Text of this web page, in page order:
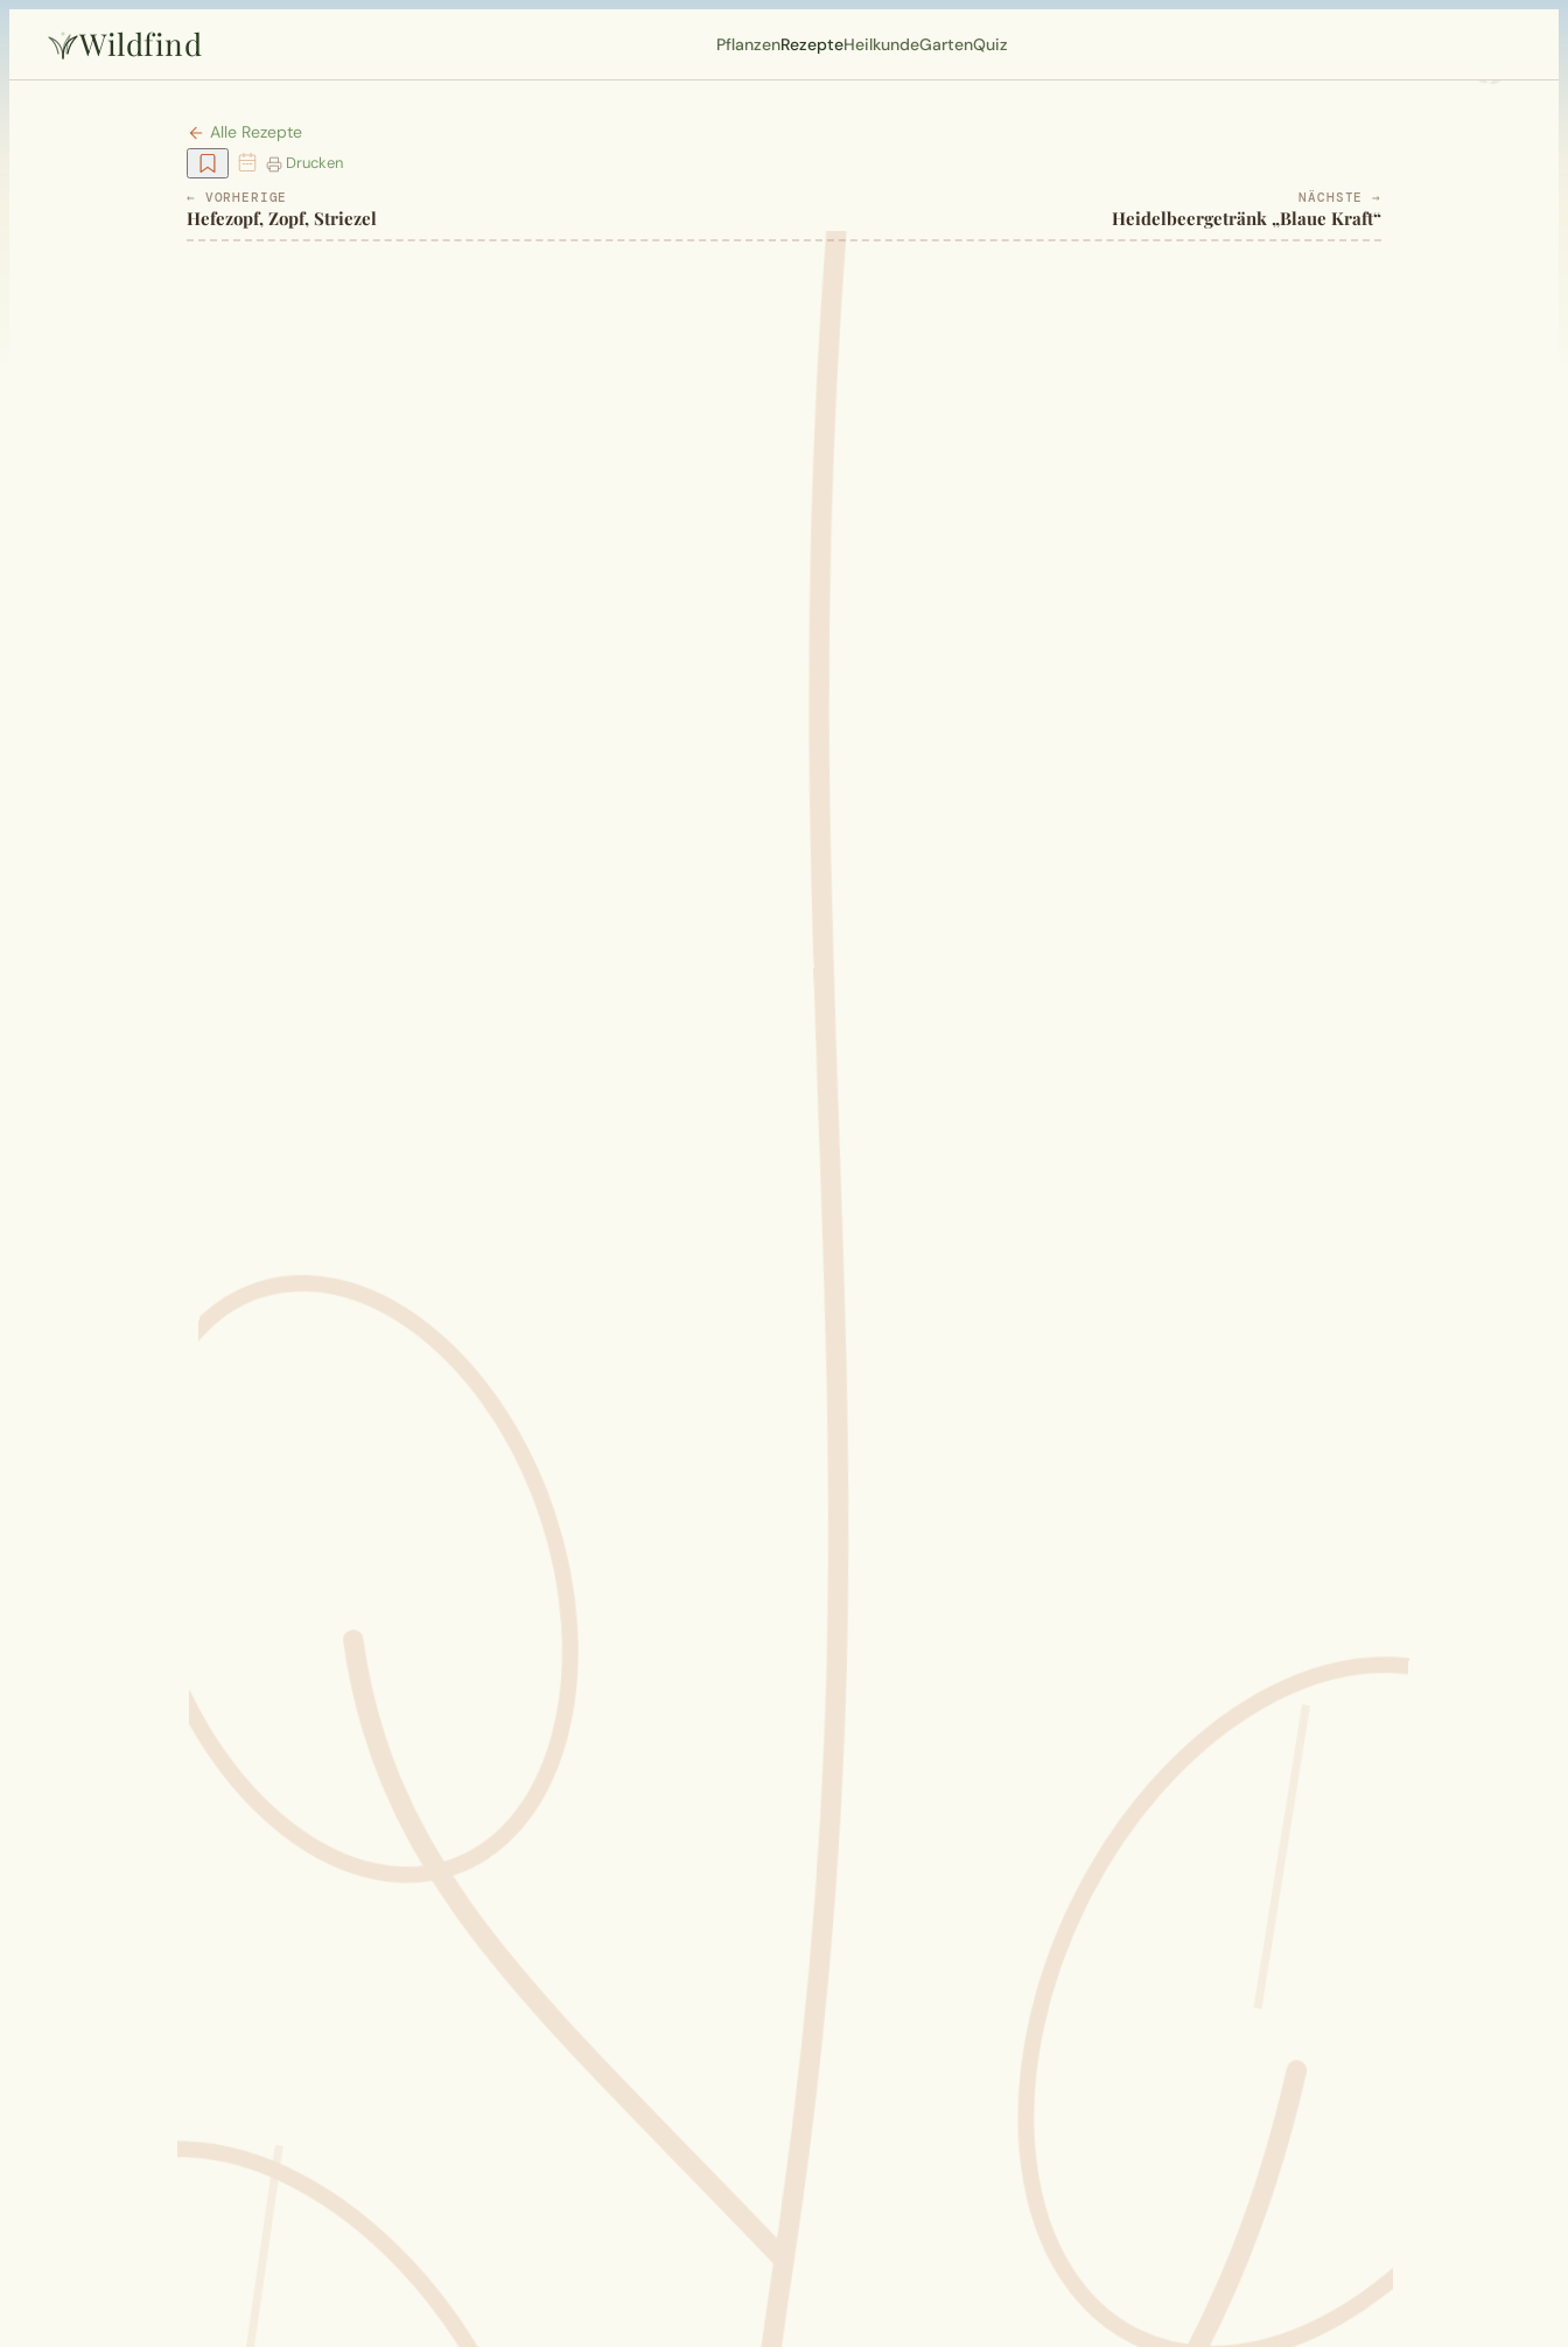
Wildfind PflanzenRezepteHeilkundeGartenQuiz
Alle Rezepte
Drucken
← VORHERIGE
Hefezopf, Zopf, Striezel
NÄCHSTE →
Heidelbeergetränk „Blaue Kraft“